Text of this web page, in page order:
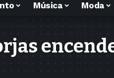
Música Moda